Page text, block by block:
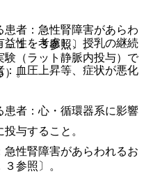
性を考慮し、授乳の継続
験（ラット静脈内投与）で
）。
与すること。
者：急性腎障害があらわ
．１．３参照〕。
血圧上昇等、症状が悪化
者：心・循環器系に影響
性腎障害があらわれるお
参照〕。